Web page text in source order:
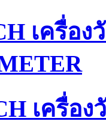
เครื่อ
เครื่อ